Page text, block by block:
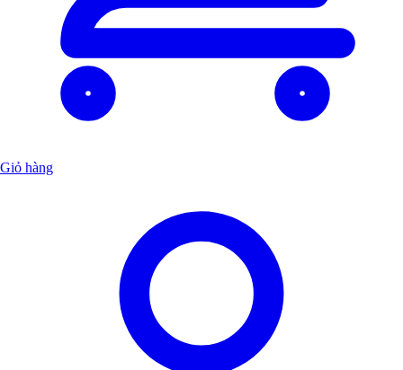
Giỏ hàng